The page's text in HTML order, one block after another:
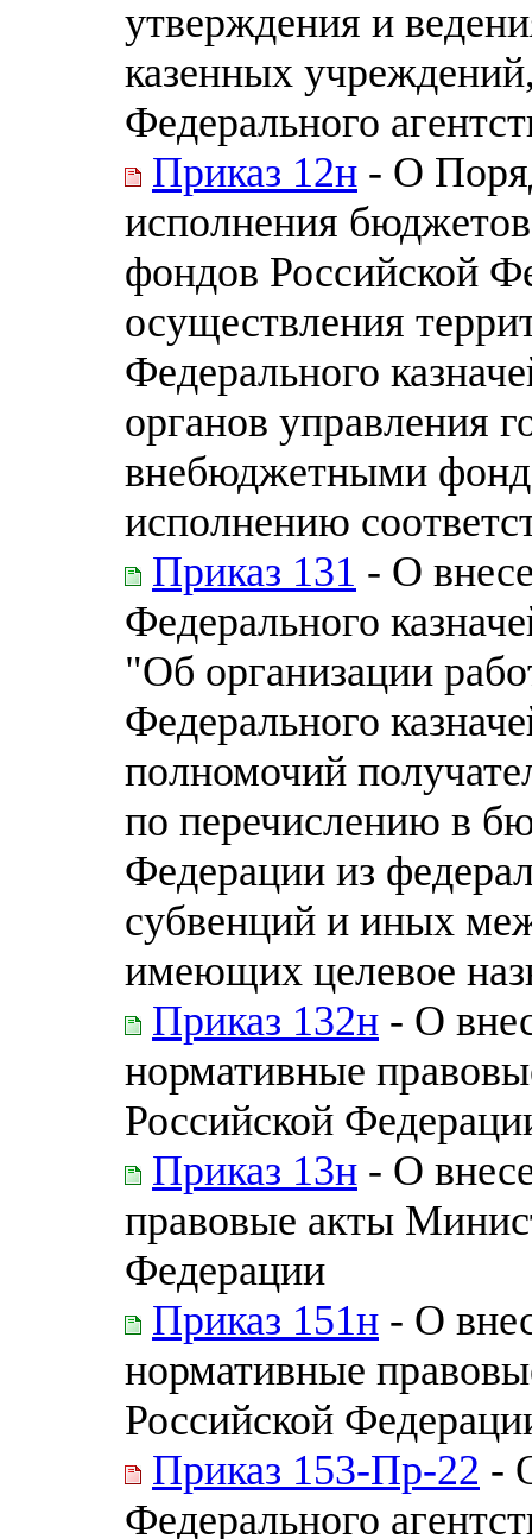
утверждения и
казенных
Федерального
Приказ 12н - О
исполнения
фондов Российской
осуществления
Федерального
органов управления
внебюджетными
исполнению
Приказ 131 - О
Федерального
"Об организации
Федерального
полномочий
по перечислению в
Федерации из
субвенций и иных
имеющих целевое
Приказ 132н - О
нормативные
Российской
Приказ 13н - О
правовые акты
Федерации
Приказ 151н - О
нормативные
Российской
Приказ 153-Пр-22 -
Федерального